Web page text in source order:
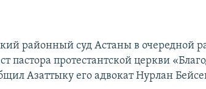
районный суд Астаны в очередной
пастора протестантской церкви
Азаттыку его адвокат Нурлан